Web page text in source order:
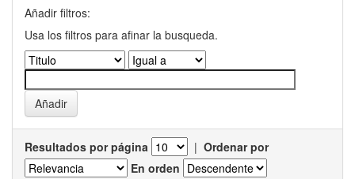
Añadir filtros:
Usa los filtros para afinar la busqueda.
Resultados por página | Ordenar por
En orden